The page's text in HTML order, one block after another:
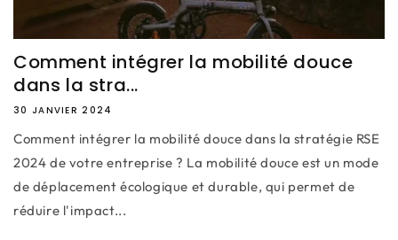
Comment intégrer la mobilité douce
dans la stra...
30 JANVIER 2024
Comment intégrer la mobilité douce dans la stratégie RSE
2024 de votre entreprise ? La mobilité douce est un mode
de déplacement écologique et durable, qui permet de
réduire l'impact...